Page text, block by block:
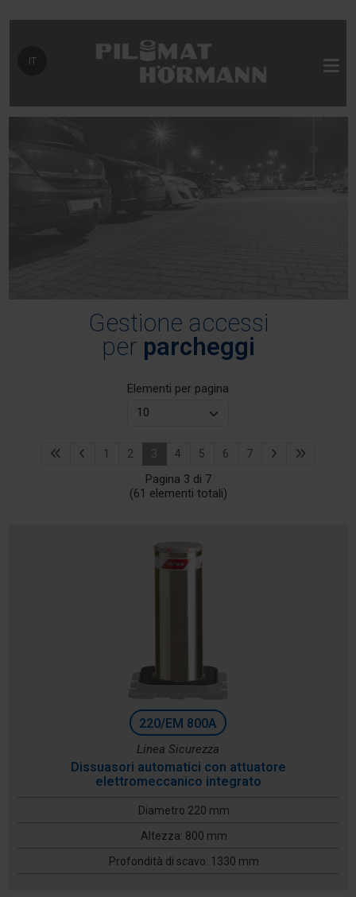
Seleziona la tua lingua
IT
Gestione accessi
per parcheggi
Elementi per pagina
1 2 3 4 5 6 7
Pagina 3 di 7
(61 elementi totali)
220/EM 800A
Linea Sicurezza
Dissuasori automatici con attuatore
elettromeccanico integrato
Diametro 220 mm
Altezza: 800 mm
Profondità di scavo: 1330 mm